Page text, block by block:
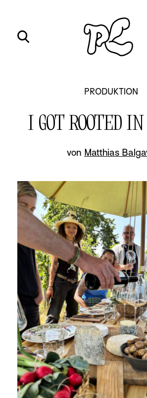
PRODUKTION
I GOT ROOTED
von Matthias